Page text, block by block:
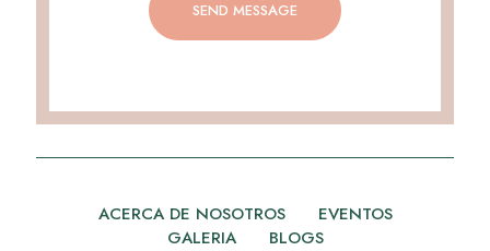
ACERCA DE NOSOTROS
EVENTOS
GALERIA
BLOGS